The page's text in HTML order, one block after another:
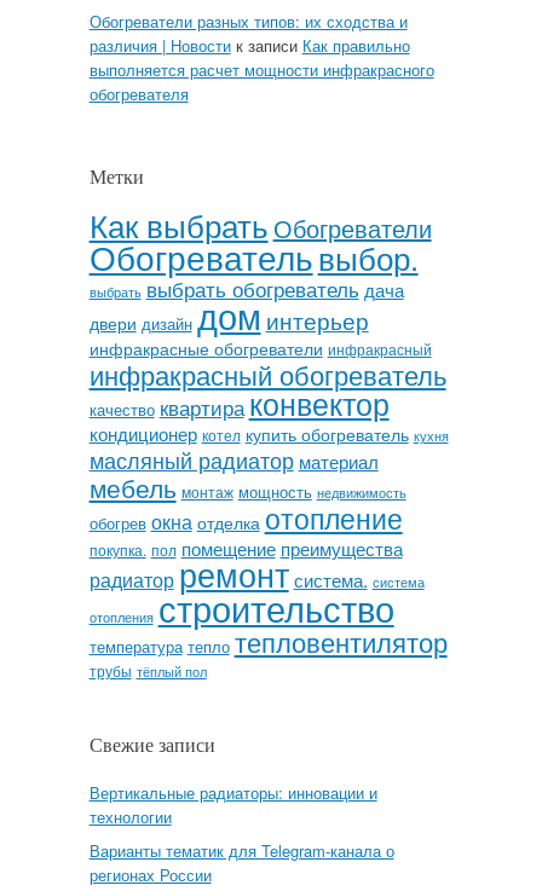
Обогреватели разных типов: их сходства и
различия | Новостик записи Как правильно
выполняется расчет мощности инфракрасного
обогревателя
Метки
Как выбрать Обогреватели
Обогревательвыбор.
выбрать выбрать обогреватель дача
двери дизайн дом интерьер
инфракрасные обогреватели инфракрасный
инфракрасный обогреватель
качество квартираконвектор
кондиционер котел купить обогреватель кухня
масляный радиатор материал
мебель монтаж мощность недвижимость
обогрев окна отделка отопление
покупка. пол помещение преимущества
радиатор ремонт система. система
отопления строительство
температура тепло тепловентилятор
трубы тёплый пол
Свежие записи
Вертикальные радиаторы: инновации и
технологии
Варианты тематик для Telegram-канала о
регионах России